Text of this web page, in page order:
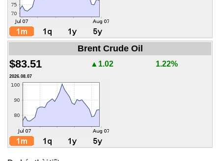
Brent Crude Oil
$83.51 ▲1.02 1.22%
2026.08.07